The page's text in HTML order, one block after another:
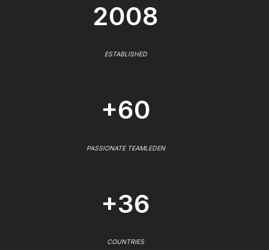
2008
ESTABLISHED
+60
PASSIONATE TEAMLEDEN
+36
COUNTRIES